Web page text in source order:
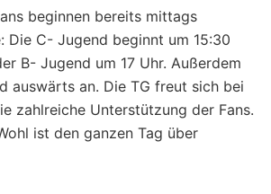
beginnen bereits mittags
Die C- Jugend beginnt um 15:30
B- Jugend um 17 Uhr. Außerdem
auswärts an. Die TG freut sich bei
zahlreiche Unterstützung der Fans.
ist den ganzen Tag über